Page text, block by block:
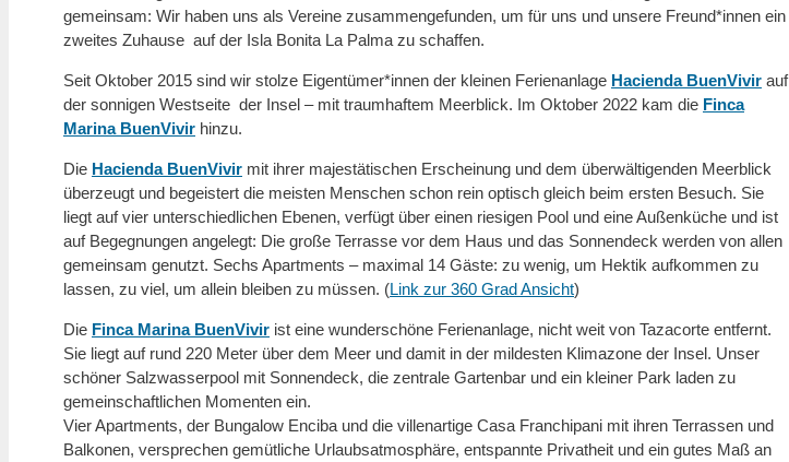
gemeinsam: Wir haben uns als Vereine zusammengefunden, um für uns und unsere Freund*innen ein
zweites Zuhause auf der Isla Bonita La Palma zu schaffen.
Seit Oktober 2015 sind wir stolze Eigentümer*innen der kleinen Ferienanlage Hacienda BuenVivir auf
der sonnigen Westseite der Insel – mit traumhaftem Meerblick. Im Oktober 2022 kam die Finca
Marina BuenVivir hinzu.
Die Hacienda BuenVivir mit ihrer majestätischen Erscheinung und dem überwältigenden Meerblick
überzeugt und begeistert die meisten Menschen schon rein optisch gleich beim ersten Besuch. Sie
liegt auf vier unterschiedlichen Ebenen, verfügt über einen riesigen Pool und eine Außenküche und ist
auf Begegnungen angelegt: Die große Terrasse vor dem Haus und das Sonnendeck werden von allen
gemeinsam genutzt. Sechs Apartments – maximal 14 Gäste: zu wenig, um Hektik aufkommen zu
lassen, zu viel, um allein bleiben zu müssen. (Link zur 360 Grad Ansicht)
Die Finca Marina BuenVivir ist eine wunderschöne Ferienanlage, nicht weit von Tazacorte entfernt.
Sie liegt auf rund 220 Meter über dem Meer und damit in der mildesten Klimazone der Insel. Unser
schöner Salzwasserpool mit Sonnendeck, die zentrale Gartenbar und ein kleiner Park laden zu
gemeinschaftlichen Momenten ein.
Vier Apartments, der Bungalow Enciba und die villenartige Casa Franchipani mit ihren Terrassen und
Balkonen, versprechen gemütliche Urlaubsatmosphäre, entspannte Privatheit und ein gutes Maß an